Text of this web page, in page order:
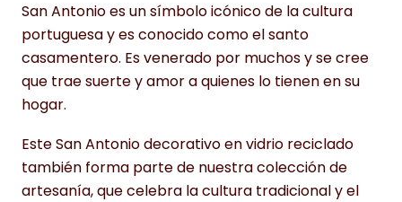
San Antonio es un símbolo icónico de la cultura
portuguesa y es conocido como el santo
casamentero. Es venerado por muchos y se cree
que trae suerte y amor a quienes lo tienen en su
hogar.
Este San Antonio decorativo en vidrio reciclado
también forma parte de nuestra colección de
artesanía, que celebra la cultura tradicional y el